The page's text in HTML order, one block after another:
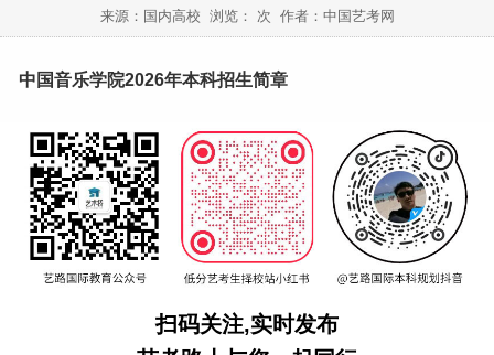
来源：国内高校 浏览： 次 作者： 中国艺考网
中国音乐学院2026年本科招生简章
扫码关注,实时发布